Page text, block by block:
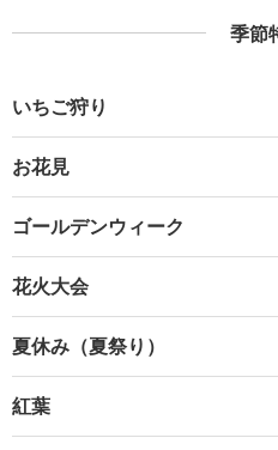
季節
いちご狩り
お花見
ゴールデンウィーク
花火大会
夏休み（夏祭り）
紅葉